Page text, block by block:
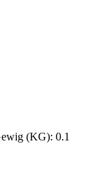
(KG): 0.1